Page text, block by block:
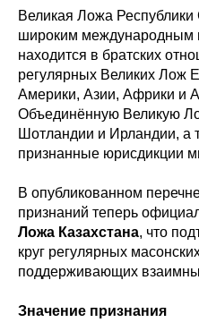
Великая Ложа
широким международным
находится в братских
регулярных Великих
Америки, Азии, Африки и
Объединённую Великую
Шотландии и Ирландии, а
признанные юрисдикции
В опубликованном
признаний теперь
Ложа Казахстана, что
круг регулярных
поддерживающих
Значение признания